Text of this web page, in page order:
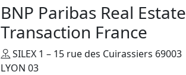
BNP Paribas Real Estate
Transaction France
SILEX 1 – 15 rue des Cuirassiers 69003
LYON 03